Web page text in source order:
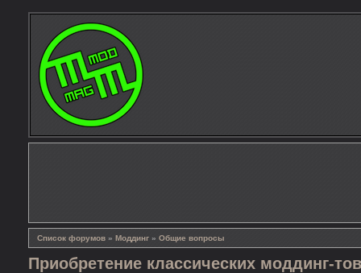
Список форумов » Моддинг » Общие вопросы
Приобретение классических моддинг-